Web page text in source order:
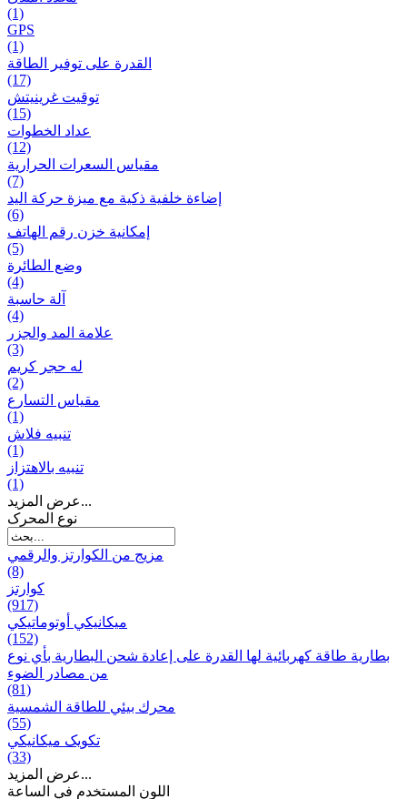
(1)
GPS
(1)
القدرة على توفير الطاقة
(17)
توقيت غرينيتش
(15)
عداد الخطوات
(12)
مقیاس السعرات الحرارية
(7)
إضاءة خلفية ذكية مع ميزة حرکة اليد
(6)
إمكانية خزن رقم الهاتف
(5)
وضع الطائرة
(4)
آلة حاسبة
(4)
علامة المد والجزر
(3)
له حجر كريم
(2)
مقياس التسارع
(1)
تنبيه فلاش
(1)
تنبيه بالاهتزاز
(1)
عرض المزيد...
نوع المحرک
مزيج من الكوارتز والرقمي
(8)
كوارتز
(917)
ميكانيكي أوتوماتيكي
(152)
بطارية طاقة كهربائية لها القدرة على إعادة شحن البطارية بأي نوع
من مصادر الضوء
(81)
محرك بيئي للطاقة الشمسية
(55)
تکویک ميكانيكي
(33)
عرض المزيد...
اللون المستخدم في الساعة